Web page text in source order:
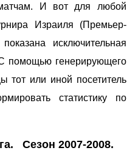
И вот для любой
Израиля (Премьер-
исключительная
помощью генерирующего
тот или иной посетитель
статистику по
Сезон 2007-2008.